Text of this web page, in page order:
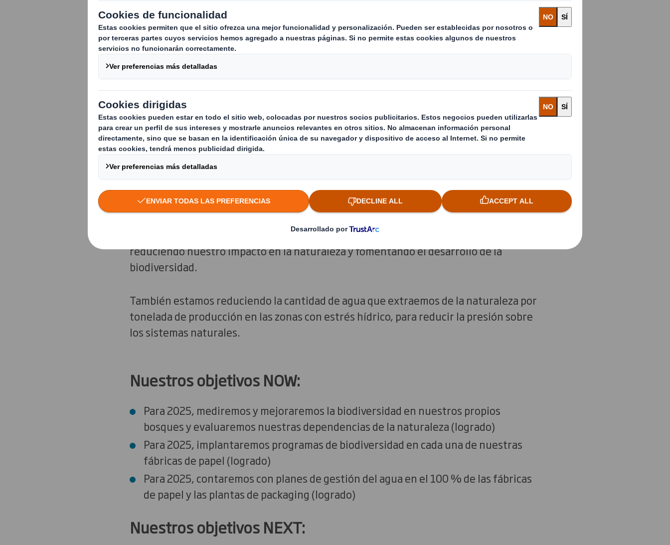
Protegiendo y regenerando la naturaleza.
La biodiversidad está disminuyendo rápidamente. Nunca ha sido tan importante
adoptar medidas para preservar el entorno natural del que depende toda la vida de la
Tierra.
La economía circular está diseñada para ser regenerativa, priorizando el
mantenimiento de los recursos en uso durante más tiempo y garantizando que los
forma sostenible y trabajar en colaboración con nuestras comunidades, estamos
reduciendo nuestro impacto en la naturaleza y fomentando el desarrollo de la
biodiversidad.
También estamos reduciendo la cantidad de agua que extraemos de la naturaleza por
tonelada de producción en las zonas con estrés hídrico, para reducir la presión sobre
los sistemas naturales.
Nuestros objetivos NOW:
Para 2025, mediremos y mejoraremos la biodiversidad en nuestros propios
bosques y evaluaremos nuestras dependencias de la naturaleza (logrado)
Para 2025, implantaremos programas de biodiversidad en cada una de nuestras
fábricas de papel (logrado)
Para 2025, contaremos con planes de gestión del agua en el 100 % de las fábricas
de papel y las plantas de packaging (logrado)
Nuestros objetivos NEXT: